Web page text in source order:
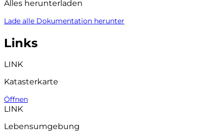
Alles herunterladen
Lade alle Dokumentation herunter
Links
LINK
Katasterkarte
Öffnen
LINK
Lebensumgebung